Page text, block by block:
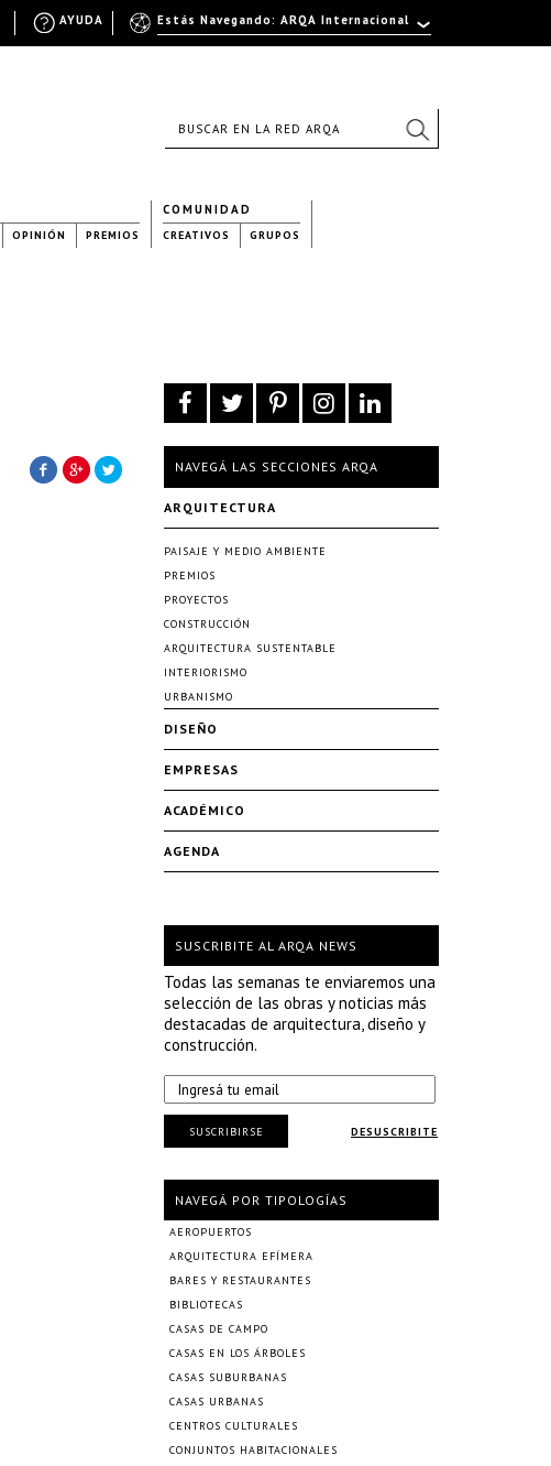
OPINIÓN PREMIOS
COMUNIDAD
CREATIVOS GRUPOS
NAVEGÁ LAS SECCIONES ARQA
ARQUITECTURA
PAISAJE Y MEDIO AMBIENTE
PREMIOS
PROYECTOS
CONSTRUCCIÓN
ARQUITECTURA SUSTENTABLE
INTERIORISMO
URBANISMO
DISEÑO
EMPRESAS
ACADÉMICO
AGENDA
SUSCRIBITE AL ARQA NEWS
Todas las semanas te enviaremos una
selección de las obras y noticias más
destacadas de arquitectura, diseño y
construcción.
DESUSCRIBITE
SUSCRIBIRSE
NAVEGÁ POR TIPOLOGÍAS
AEROPUERTOS
ARQUITECTURA EFÍMERA
BARES Y RESTAURANTES
BIBLIOTECAS
CASAS DE CAMPO
CASAS EN LOS ÁRBOLES
CASAS SUBURBANAS
CASAS URBANAS
CENTROS CULTURALES
CONJUNTOS HABITACIONALES
Estás Navegando: ARQA Internacional
AYUDA